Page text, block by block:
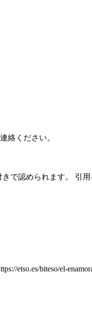
絡ください。
で認められます。 引
etso.es/biteso/el-